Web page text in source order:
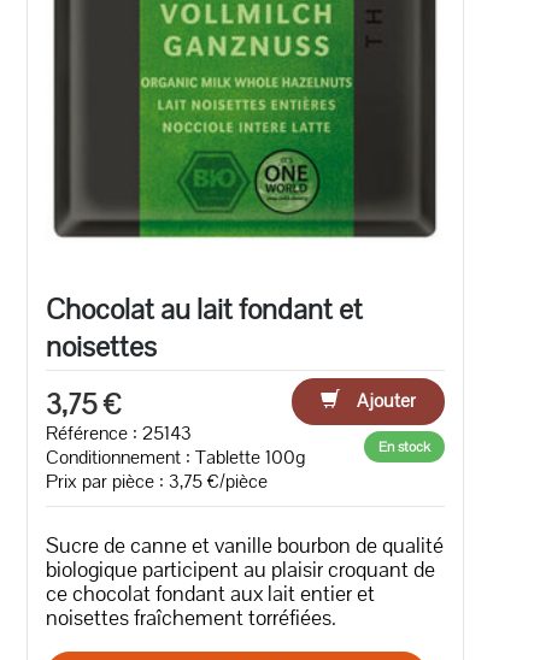
Chocolat au lait fondant et
noisettes
3,75 €
Ajouter
Référence : 25143
Conditionnement : Tablette 100g
Prix par pièce : 3,75 €/pièce
En stock
Sucre de canne et vanille bourbon de qualité
biologique participent au plaisir croquant de
ce chocolat fondant aux lait entier et
noisettes fraîchement torréfiées.